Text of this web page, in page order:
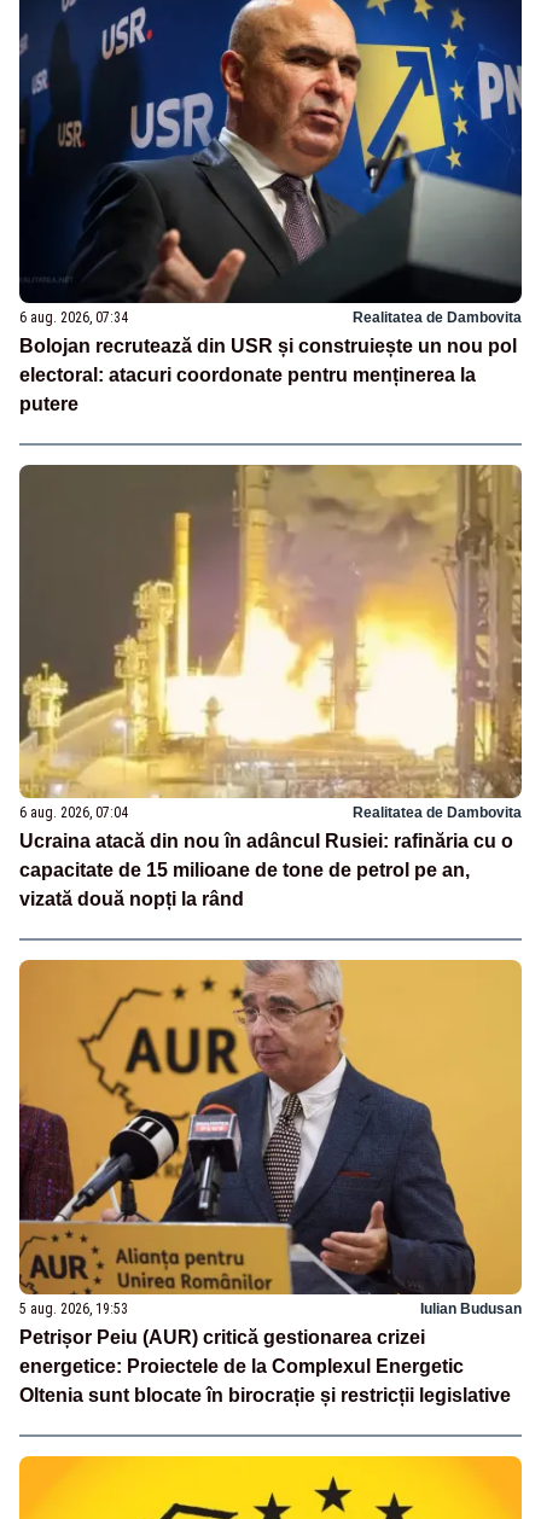
6 aug. 2026, 07:34 Realitatea de Dambovita
Bolojan recrutează din USR și construiește un nou pol
electoral: atacuri coordonate pentru menținerea la
putere
6 aug. 2026, 07:04 Realitatea de Dambovita
Ucraina atacă din nou în adâncul Rusiei: rafinăria cu o
capacitate de 15 milioane de tone de petrol pe an,
vizată două nopți la rând
5 aug. 2026, 19:53 Iulian Budusan
Petrișor Peiu (AUR) critică gestionarea crizei
energetice: Proiectele de la Complexul Energetic
Oltenia sunt blocate în birocrație și restricții legislative